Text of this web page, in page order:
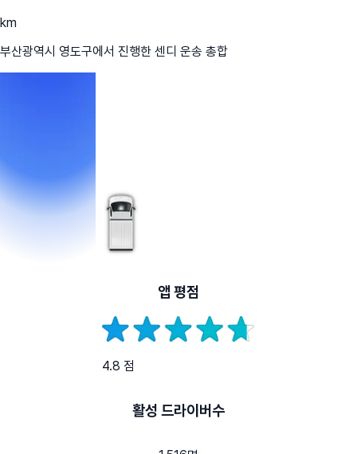
km
부산광역시 영도구에서 진행한 센디 운송 총합
앱 평점
4.8 점
활성 드라이버수